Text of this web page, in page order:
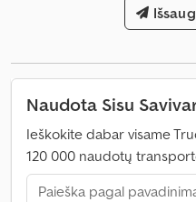
Pasirinkite
Naudota Sisu
Ieškokite dabar visame
120 000 naudotų